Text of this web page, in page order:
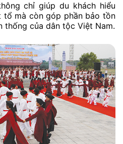
chỉ giúp du khách hiểu
tổ mà còn góp phần bảo tồn
thống của dân tộc Việt Nam.